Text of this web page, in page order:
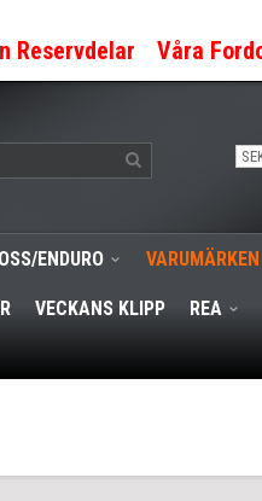
Reservdelar Våra
ENDURO VARUMÄRKEN
VECKANS KLIPP REA